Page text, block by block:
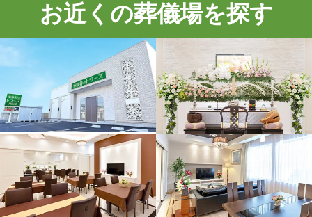
お近くの葬儀場を探す